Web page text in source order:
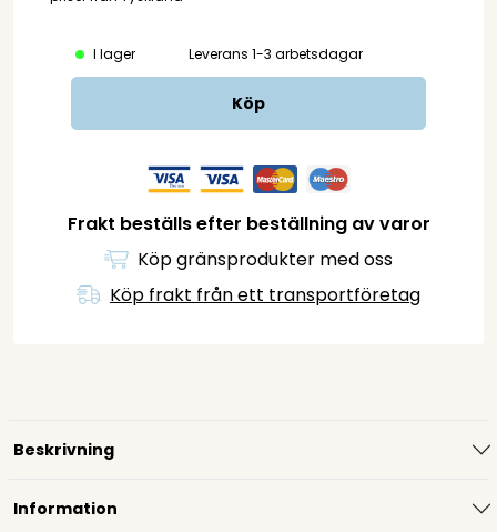
I lager Leverans 1-3 arbetsdagar
Köp
Frakt beställs efter beställning av varor
Köp gränsprodukter med oss
Köp frakt från ett transportföretag
Beskrivning
Information